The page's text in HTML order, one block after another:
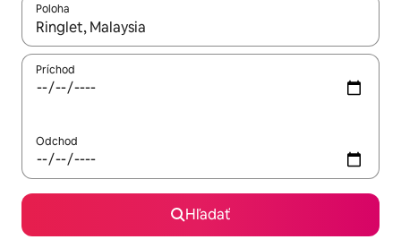
Poloha
Keď budú výsledky k dispozícii, môžete si ich prechádzať
Príchod
Odchod
Hľadať